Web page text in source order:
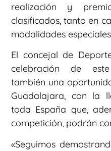
realización y
clasificados, tanto en
modalidades
El concejal de
celebración de
también una
Guadalajara, con la
toda España que,
competición, podrán
«Seguimos